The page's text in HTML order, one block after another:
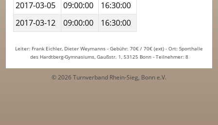
2017-03-05
09:00:00
16:30:00
2017-03-12
09:00:00 16:30:00
Leiter: Frank Eichler, Dieter Weymanns - Gebühr: 70€ / 70€ (ext) - Ort: Sporthalle
des Hardtberg-Gymnasiums, Gaußstr. 1, 53125 Bonn - Teilnehmer: 8
© 2026 Turnverband Rhein-Sieg, Bonn e.V.